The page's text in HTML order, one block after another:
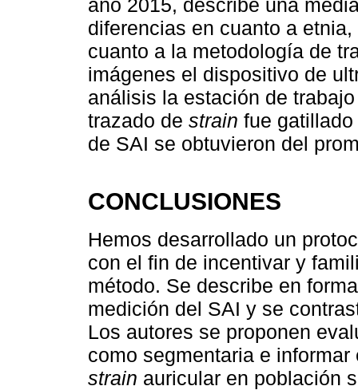
año 2015, describe una
diferencias en cuanto a
cuanto a la metodología de
imágenes el dispositivo de
análisis la estación de
trazado de strain fue
de SAI se obtuvieron del
CONCLUSIONES
Hemos desarrollado un
con el fin de incentivar y
método. Se describe en
medición del SAI y se
Los autores se proponen
como segmentaria e
strain auricular en población